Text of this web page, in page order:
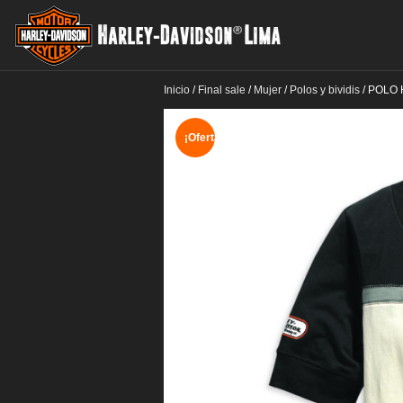
Inicio / Final sale / Mujer / Polos y bividis / POLO
¡Oferta!